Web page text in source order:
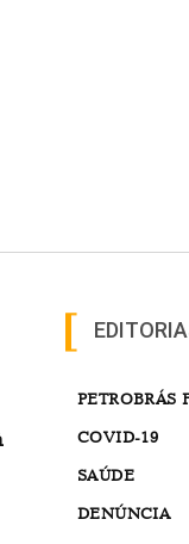
PETROBRÁS
COVID-19
SAÚDE
DENÚNCIA